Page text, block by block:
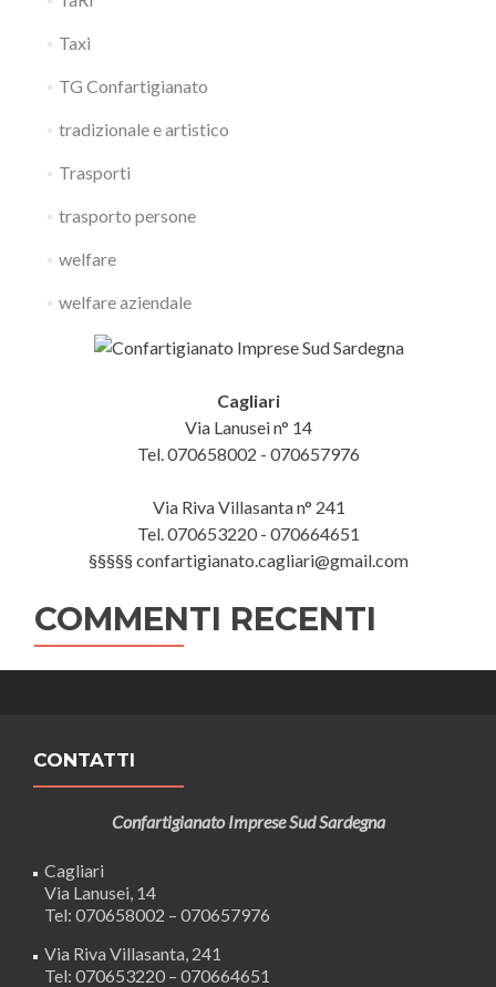
Taxi
TG Confartigianato
tradizionale e artistico
Trasporti
trasporto persone
welfare
welfare aziendale
Cagliari
Via Lanusei n° 14
Tel. 070658002 - 070657976
Via Riva Villasanta n° 241
Tel. 070653220 - 070664651
§§§§§ confartigianato.cagliari@gmail.com
COMMENTI RECENTI
CONTATTI
Confartigianato Imprese Sud Sardegna
Cagliari
Via Lanusei, 14
Tel: 070658002 – 070657976
Via Riva Villasanta, 241
Tel: 070653220 – 070664651